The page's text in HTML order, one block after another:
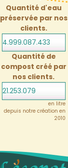
Quantité d'eau
préservée par nos
clients.
4.999.087.454
Quantité de
compost créé par
nos clients.
21.253.079
en litre
depuis notre création en
2010